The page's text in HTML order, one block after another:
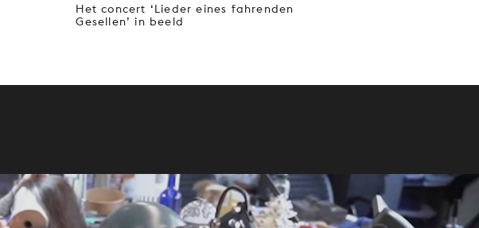
Het concert ‘Lieder eines fahrenden
Gesellen’ in beeld